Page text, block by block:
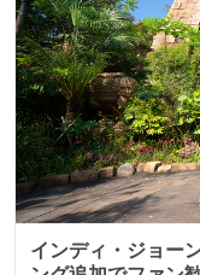
インディ・ジョー